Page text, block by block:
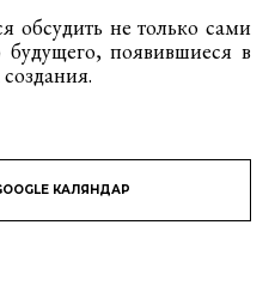
обсудить не только сами
будущего, появившиеся в
КАЛЯНДАР